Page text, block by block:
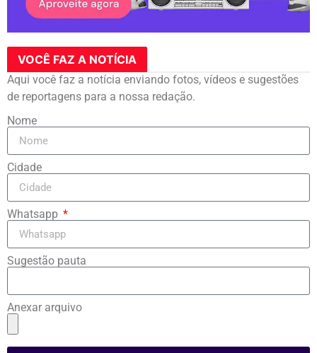
VOCÊ FAZ A NOTÍCIA
Aqui você faz a notícia enviando fotos, vídeos e sugestões
de reportagens para a nossa redação.
Nome
Cidade
Whatsapp
Sugestão pauta
Anexar arquivo